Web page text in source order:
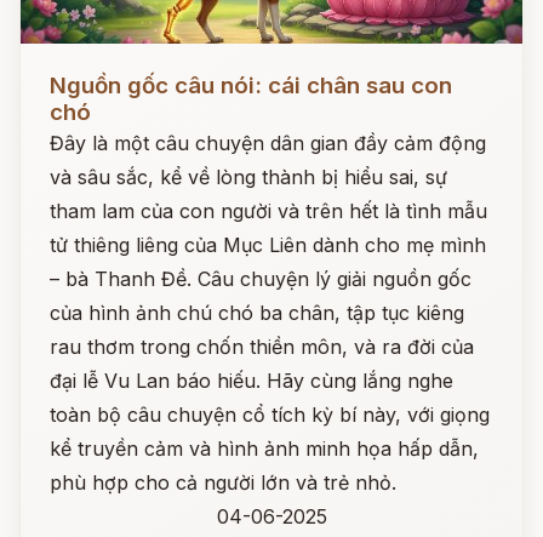
Đọc ngay
Nguồn gốc câu nói: cái chân sau con
chó
Đây là một câu chuyện dân gian đầy cảm động
và sâu sắc, kể về lòng thành bị hiểu sai, sự
tham lam của con người và trên hết là tình mẫu
tử thiêng liêng của Mục Liên dành cho mẹ mình
– bà Thanh Đề. Câu chuyện lý giải nguồn gốc
của hình ảnh chú chó ba chân, tập tục kiêng
rau thơm trong chốn thiền môn, và ra đời của
đại lễ Vu Lan báo hiếu. Hãy cùng lắng nghe
toàn bộ câu chuyện cổ tích kỳ bí này, với giọng
kể truyền cảm và hình ảnh minh họa hấp dẫn,
phù hợp cho cả người lớn và trẻ nhỏ.
04-06-2025